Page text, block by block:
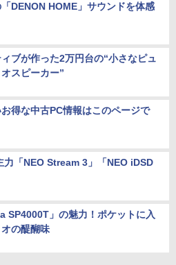
DENON HOME」サウンドを体感
ブが作った2万円台の“小さなピュ
スピーカー”
得な中古PC情報はこのページで
「NEO Stream 3」「NEO iDSD
SP4000T」の魅力！ポケットに入
の醍醐味